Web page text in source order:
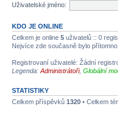
Uživatelské jméno:
KDO JE ONLINE
Celkem je online 5 uživatelů :: 0
Nejvíce zde současně bylo přítomno
Registrovaní uživatelé: Žádní
Legenda: Administrátoři, Globální
STATISTIKY
Celkem příspěvků 1320 • Celkem